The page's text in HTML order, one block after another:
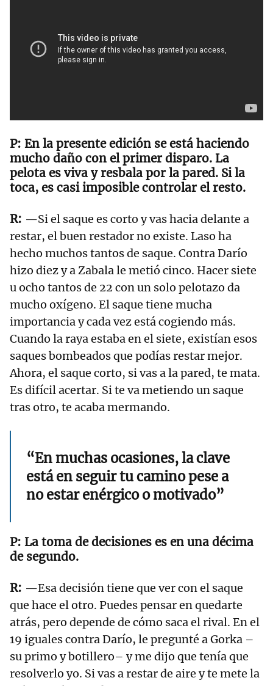
En la presente edición se está haciendo
mucho daño con el primer disparo. La
pelota es viva y resbala por la pared. Si la
toca, es casi imposible controlar el resto.
—Si el saque es corto y vas hacia delante a
restar, el buen restador no existe. Laso ha
hecho muchos tantos de saque. Contra Darío
hizo diez y a Zabala le metió cinco. Hacer siete
u ocho tantos de 22 con un solo pelotazo da
mucho oxígeno. El saque tiene mucha
importancia y cada vez está cogiendo más.
Cuando la raya estaba en el siete, existían esos
saques bombeados que podías restar mejor.
Ahora, el saque corto, si vas a la pared, te mata.
Es difícil acertar. Si te va metiendo un saque
tras otro, te acaba mermando.
“En muchas ocasiones, la clave
está en seguir tu camino pese a
no estar enérgico o motivado”
La toma de decisiones es en una décima
de segundo.
—Esa decisión tiene que ver con el saque
que hace el otro. Puedes pensar en quedarte
atrás, pero depende de cómo saca el rival. En el
19 iguales contra Darío, le pregunté a Gorka –
su primo y botillero– y me dijo que tenía que
resolverlo yo. Si vas a restar de aire y te mete la